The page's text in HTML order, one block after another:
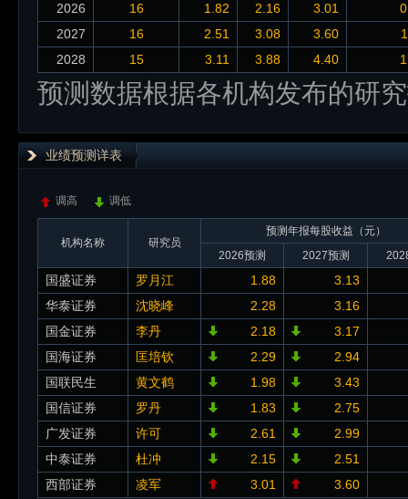
2026 16 1.82 2.16 3.01
2027
16 2.51 3.08 3.60
2028
15 3.11 3.88 4.40
预测数据根据各机构发布的研
业绩预测详表
调高 调低
机构名称 研究员
预测年报每股收益（元）
2026预测
2027预测
国盛证券 罗月江 1.88
3.13
华泰证券
沈晓峰 2.28
3.16
国金证券
李丹 2.18
3.17
国海证券
匡培钦 2.29
2.94
国联民生
黄文鹤 1.98
3.43
国信证券
罗丹 1.83
2.75
广发证券
许可 2.61
2.99
中泰证券
杜冲 2.15
2.51
西部证券
凌军 3.01 3.60